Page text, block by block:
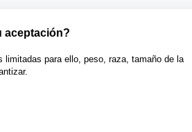
aceptación?
limitadas para ello, peso, raza, tamaño de la